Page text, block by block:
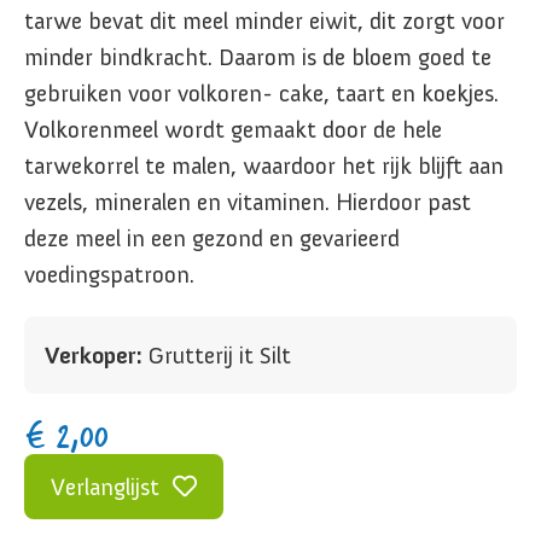
tarwe bevat dit meel minder eiwit, dit zorgt voor
minder bindkracht. Daarom is de bloem goed te
gebruiken voor volkoren- cake, taart en koekjes.
Volkorenmeel wordt gemaakt door de hele
tarwekorrel te malen, waardoor het rijk blijft aan
vezels, mineralen en vitaminen. Hierdoor past
deze meel in een gezond en gevarieerd
voedingspatroon.
Verkoper: Grutterij it Silt
€ 2,00
Verlanglijst